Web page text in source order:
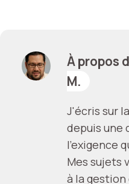
À propos
M.
J'écris sur
depuis une
l'exigence
Mes sujets
à la gestion